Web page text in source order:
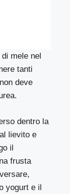
mele nel
tanti
deve
dentro la
lievito e
il
frusta
yogurt e il